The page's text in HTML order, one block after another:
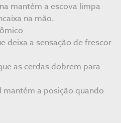
mantém a escova limpa
na mão.
deixa a sensação de frescor
as cerdas dobrem para
mantém a posição quando